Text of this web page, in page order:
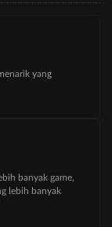
yang
banyak game,
lebih banyak